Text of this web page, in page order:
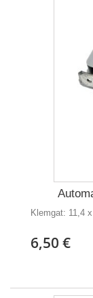
Klemgat: 11,4
6,50 €